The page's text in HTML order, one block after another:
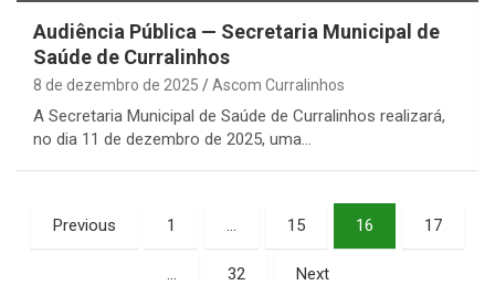
Audiência Pública — Secretaria Municipal de
Saúde de Curralinhos
8 de dezembro de 2025 Ascom Curralinhos
A Secretaria Municipal de Saúde de Curralinhos realizará,
no dia 11 de dezembro de 2025, uma…
Paginação
de
Previous 1 … 15 16 17
… 32 Next